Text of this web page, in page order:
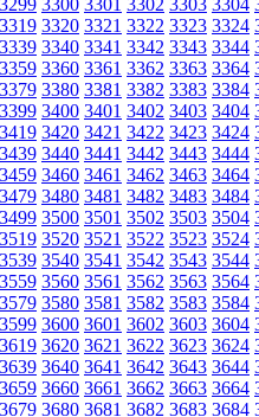
3299 3300 3301 3302 3303 3304
3319 3320 3321 3322 3323 3324
3339 3340 3341 3342 3343 3344
3359 3360 3361 3362 3363 3364
3379 3380 3381 3382 3383 3384
3399 3400 3401 3402 3403 3404
3419 3420 3421 3422 3423 3424
3439 3440 3441 3442 3443 3444
3459 3460 3461 3462 3463 3464
3479 3480 3481 3482 3483 3484
3499 3500 3501 3502 3503 3504
3519 3520 3521 3522 3523 3524
3539 3540 3541 3542 3543 3544
3559 3560 3561 3562 3563 3564
3579 3580 3581 3582 3583 3584
3599 3600 3601 3602 3603 3604
3619 3620 3621 3622 3623 3624
3639 3640 3641 3642 3643 3644
3659 3660 3661 3662 3663 3664
3679 3680 3681 3682 3683 3684